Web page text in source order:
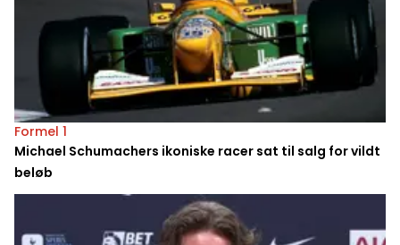
Formel 1
Michael Schumachers ikoniske racer sat til salg for vildt
beløb